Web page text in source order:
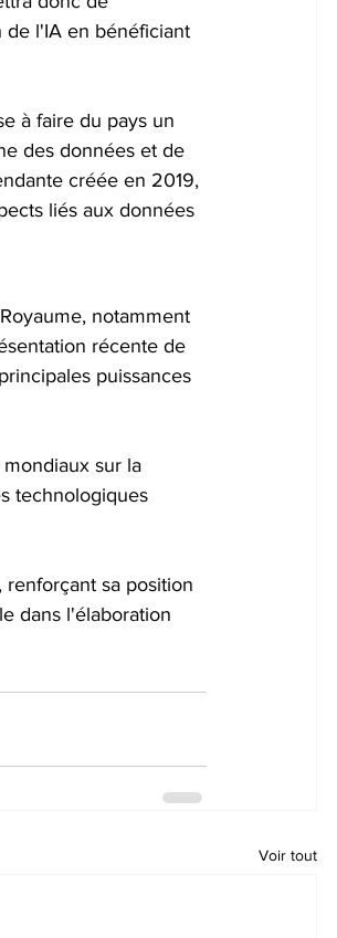
de l'IA en bénéficiant
à faire du pays un
des données et de
créée en 2019,
liés aux données
notamment
récente de
puissances
sur la
technologiques
sa position
dans l'élaboration
Voir tout